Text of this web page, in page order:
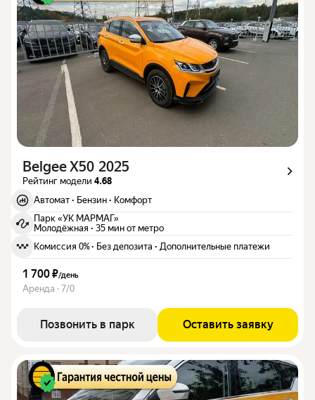
Belgee X50 2025
Рейтинг модели 4.68
Автомат · Бензин · Комфорт
Парк «УК МАРМАГ»
Молодёжная · 35 мин от метро
Комиссия 0%· Без депозита · Дополнительные платежи
1 700 ₽/день
Аренда · 7/0
Позвонить в парк Оставить заявку